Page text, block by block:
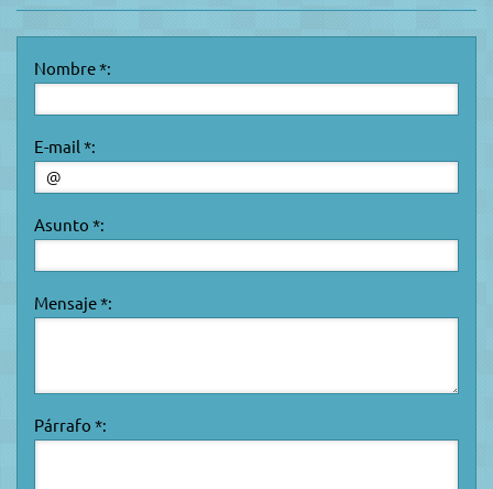
Nombre *:
E-mail *:
Asunto *:
Mensaje *:
Párrafo *: